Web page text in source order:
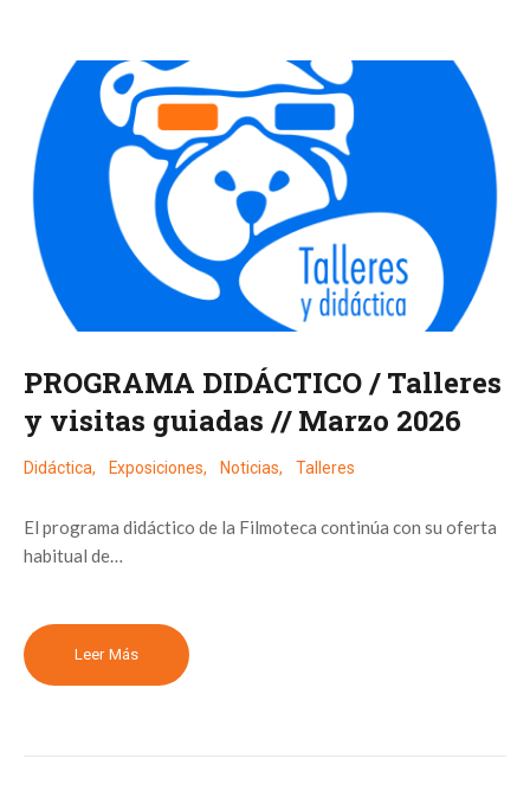
PROGRAMA DIDÁCTICO / Talleres
y visitas guiadas // Marzo 2026
Didáctica, Exposiciones, Noticias, Talleres
El programa didáctico de la Filmoteca continúa con su oferta
habitual de…
Leer Más